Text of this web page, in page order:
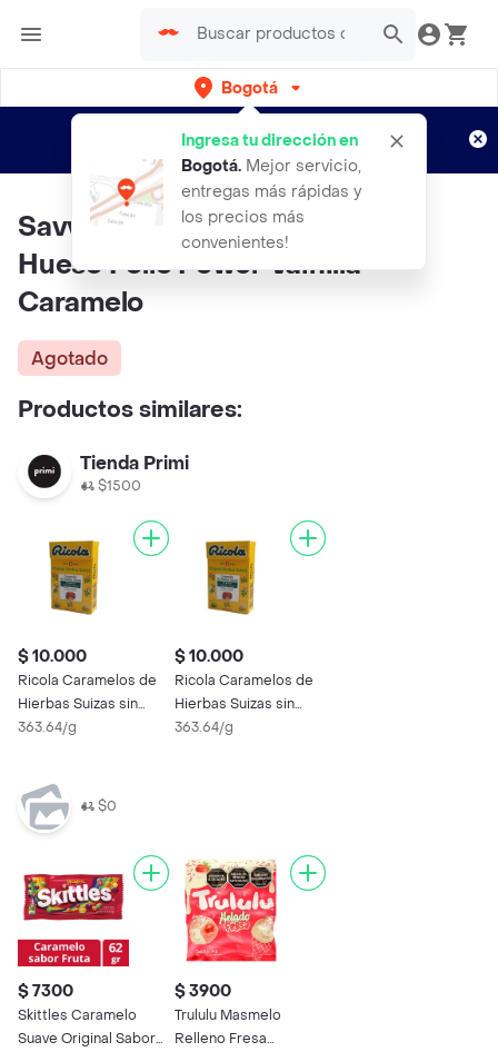
Bogotá
Ingresa tu dirección en
Bogotá. Mejor servicio,
entregas más rápidas y
los precios más
convenientes!
envíos gratis por semanas
Aplican TyC
Savvy Mezcla Base de Caldo
Hueso Pollo Power Vainilla-
Caramelo
Agotado
Productos similares:
Tienda Primi
$1500
$ 10.000
Ricola Caramelos de
Hierbas Suizas sin
Azúcar
363.64/g
$ 10.000
Ricola Caramelos de
Hierbas Suizas sin
Azúcar
363.64/g
$0
$ 7300
Skittles Caramelo
Suave Original Sabor
$ 3900
Trululu Masmelo
Relleno Fresa